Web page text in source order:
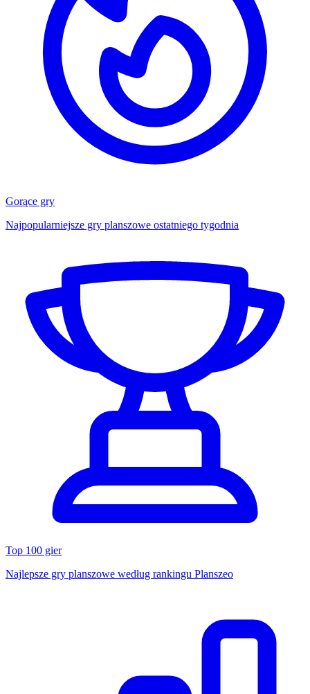
Gorące gry
Najpopularniejsze gry planszowe ostatniego tygodnia
Top 100 gier
Najlepsze gry planszowe według rankingu Planszeo